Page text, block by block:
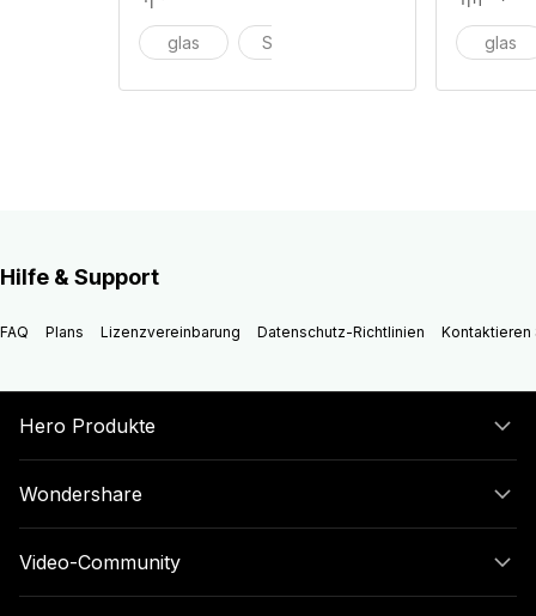
glas Schüssel glas
Hilfe & Support
FAQ Plans Lizenzvereinbarung Datenschutz-Richtlinien Kontaktieren
Hero Produkte
Wondershare
Video-Community